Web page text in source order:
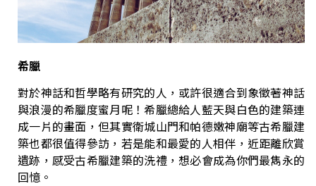
希臘
對於神話和哲學略有研究的人，或許很適合到象徵著神話
與浪漫的希臘度蜜月呢！希臘總給人藍天與白色的建築連
成一片的畫面，但其實衛城山門和帕德嫩神廟等古希臘建
築也都很值得參訪，若是能和最愛的人相伴，近距離欣賞
遺跡，感受古希臘建築的洗禮，想必會成為你們最雋永的
回憶。